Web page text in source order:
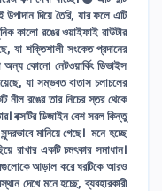
দিয়ে তৈরি, যার ফলে এটি
কালো রঙের ওয়াইফাই রাউটার
যা শক্তিশালী সংকেত প্রদানের
অন্য কোনো নেটওয়ার্কিং ডিভাইস
যা সম্ভবত বাতাস চলাচলের
নীল রঙের তার নিচের স্তর থেকে
বক্সটির ডিজাইন বেশ সরল কিন্তু
মানিয়ে গেছে। মনে হচ্ছে
রাখার একটি চমৎকার সমাধান।
আড়াল করে ঘরটিকে আরও
দেখে মনে হচ্ছে, ব্যবহারকারী